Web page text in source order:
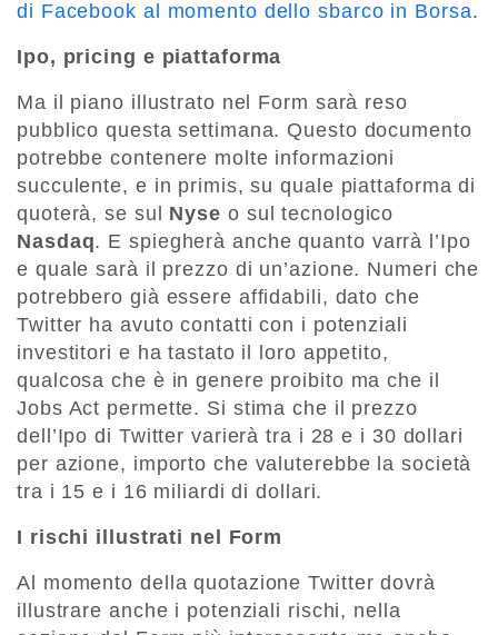
di Facebook al momento dello sbarco in Borsa.
Ipo, pricing e piattaforma
Ma il piano illustrato nel Form sarà reso
pubblico questa settimana. Questo documento
potrebbe contenere molte informazioni
succulente, e in primis, su quale piattaforma di
quoterà, se sul Nyse o sul tecnologico
Nasdaq. E spiegherà anche quanto varrà l’Ipo
e quale sarà il prezzo di un’azione. Numeri che
potrebbero già essere affidabili, dato che
Twitter ha avuto contatti con i potenziali
investitori e ha tastato il loro appetito,
qualcosa che è in genere proibito ma che il
Jobs Act permette. Si stima che il prezzo
dell’Ipo di Twitter varierà tra i 28 e i 30 dollari
per azione, importo che valuterebbe la società
tra i 15 e i 16 miliardi di dollari.
I rischi illustrati nel Form
Al momento della quotazione Twitter dovrà
illustrare anche i potenziali rischi, nella